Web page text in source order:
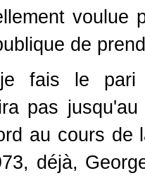
voulue
de
je fais le
pas
au cours de
déjà,